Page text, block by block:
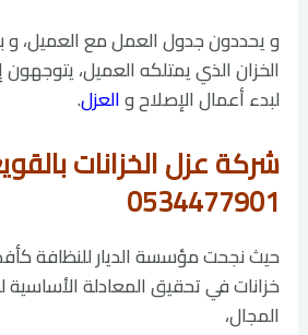
و يحددون جدول العمل مع العميل، و
الخزان الذي يمتلكه العميل،
لبدء أعمال الإصلاح والعزل.
شركة عزل الخزانات
0534477901
حيث نجحت مؤسسة الديار للنظافة
خزانات في تحقيق المعادلة الأساسية
المجال،